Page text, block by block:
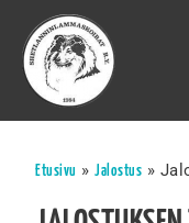
Etusivu »Jalostus »